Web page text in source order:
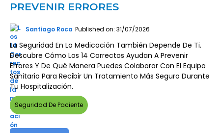
PREVENIR ERRORES
Santiago Roca Published on: 31/07/2026
La Seguridad En La Medicación También Depende De Ti.
Descubre Cómo Los 14 Correctos Ayudan A Prevenir
Errores Y De Qué Manera Puedes Colaborar Con El Equipo
Sanitario Para Recibir Un Tratamiento Más Seguro Durante
Tu Hospitalización.
Seguridad De Paciente